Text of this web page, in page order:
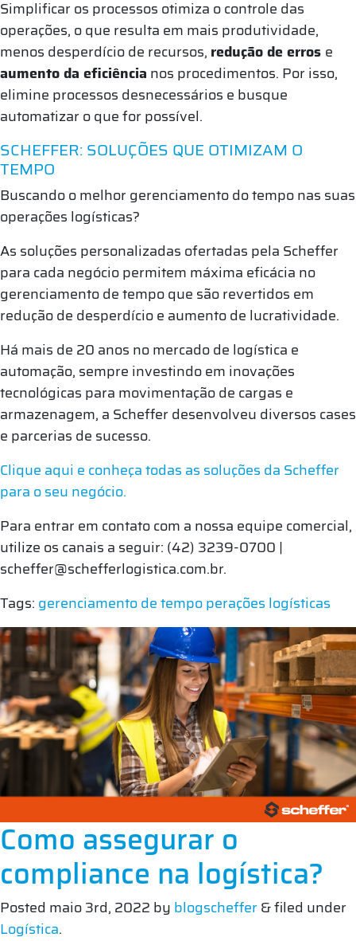
Simplificar os processos otimiza o controle das
operações, o que resulta em mais produtividade,
menos desperdício de recursos, redução de erros e
aumento da eficiência nos procedimentos. Por isso,
elimine processos desnecessários e busque
automatizar o que for possível.
SCHEFFER: SOLUÇÕES QUE OTIMIZAM O
TEMPO
Buscando o melhor gerenciamento do tempo nas suas
operações logísticas?
As soluções personalizadas ofertadas pela Scheffer
para cada negócio permitem máxima eficácia no
gerenciamento de tempo que são revertidos em
redução de desperdício e aumento de lucratividade.
Há mais de 20 anos no mercado de logística e
automação, sempre investindo em inovações
tecnológicas para movimentação de cargas e
armazenagem, a Scheffer desenvolveu diversos cases
e parcerias de sucesso.
Clique aqui e conheça todas as soluções da Scheffer
para o seu negócio.
Para entrar em contato com a nossa equipe comercial,
utilize os canais a seguir: (42) 3239-0700 |
scheffer@schefferlogistica.com.br.
Tags: gerenciamento de tempoperações logísticas
Como assegurar o
compliance na logística?
Posted maio 3rd, 2022 by blogscheffer&filed under
Logística.